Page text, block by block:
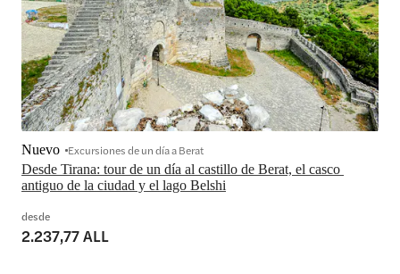
Desde Tirana: tour de un día al castillo de Berat, el casco
antiguo de la ciudad y el lago Belshi
Nuevo Excursiones de un día a Berat
desde
2.237,77 ALL